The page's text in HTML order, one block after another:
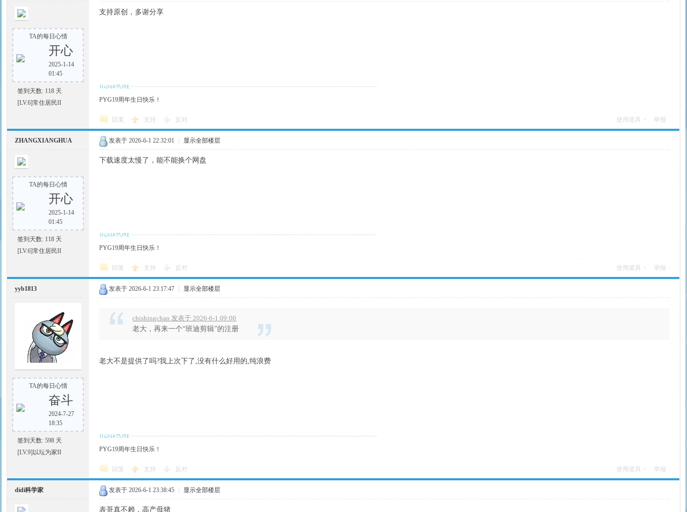
TA的每日心情
开心
2025-1-14
01:45
签到天数: 118 天
[LV.6]常住居民II
支持原创，多谢分享
PYG19周年生日快乐！
回复 支持 反对 使用道具 举报
ZHANGXIANGHUA
TA的每日心情
开心
2025-1-14
01:45
签到天数: 118 天
[LV.6]常住居民II
发表于 2026-6-1 22:32:01 显示全部楼层
下载速度太慢了，能不能换个网盘
PYG19周年生日快乐！
回复 支持 反对 使用道具 举报
yyb1813
TA的每日心情
奋斗
2024-7-27
18:35
签到天数: 598 天
[LV.9]以坛为家II
发表于 2026-6-1 23:17:47 显示全部楼层
chishingchan 发表于 2026-6-1 09:00
老大，再来一个“班迪剪辑”的注册
老大不是提供了吗?我上次下了,没有什么好用的,纯浪费
PYG19周年生日快乐！
回复 支持 反对 使用道具 举报
didi科学家 发表于 2026-6-1 23:38:45 显示全部楼层
表哥真不赖，高产母猪